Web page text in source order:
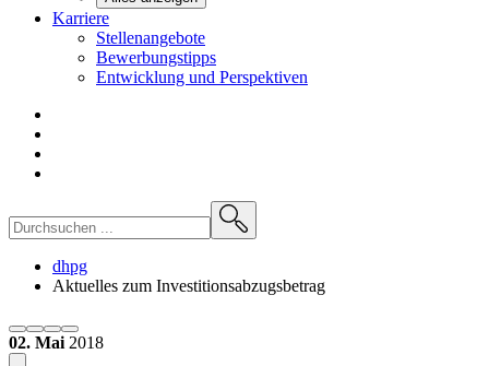
Karriere
Stellenangebote
Bewerbungstipps
Entwicklung und Perspektiven
dhpg
Aktuelles zum Investitionsabzugsbetrag
02. Mai 2018